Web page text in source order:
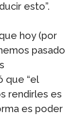
esto”.
hoy (por
pasado
que “el
rendirles es
es poder